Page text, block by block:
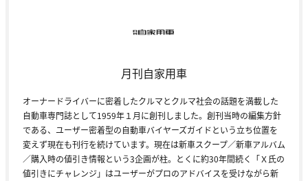
月刊自家用車
オーナードライバーに密着したクルマとクルマ社会の話題を満載した
自動車専門誌として1959年１月に創刊しました。創刊当時の編集方針
である、ユーザー密着型の自動車バイヤーズガイドという立ち位置を
変えず現在も刊行を続けています。現在は新車スクープ／新車アルバム
／購入時の値引き情報という3企画が柱。とくに約30年間続く「Ｘ氏の
値引きにチャレンジ」はユーザーがプロのアドバイスを受けながら新